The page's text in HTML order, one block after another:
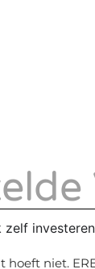
zelf
hoeft niet.